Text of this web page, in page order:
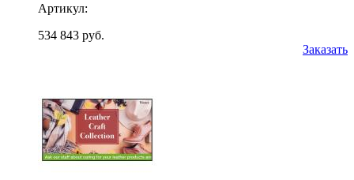
Артикул:
534 843 руб.
Заказать